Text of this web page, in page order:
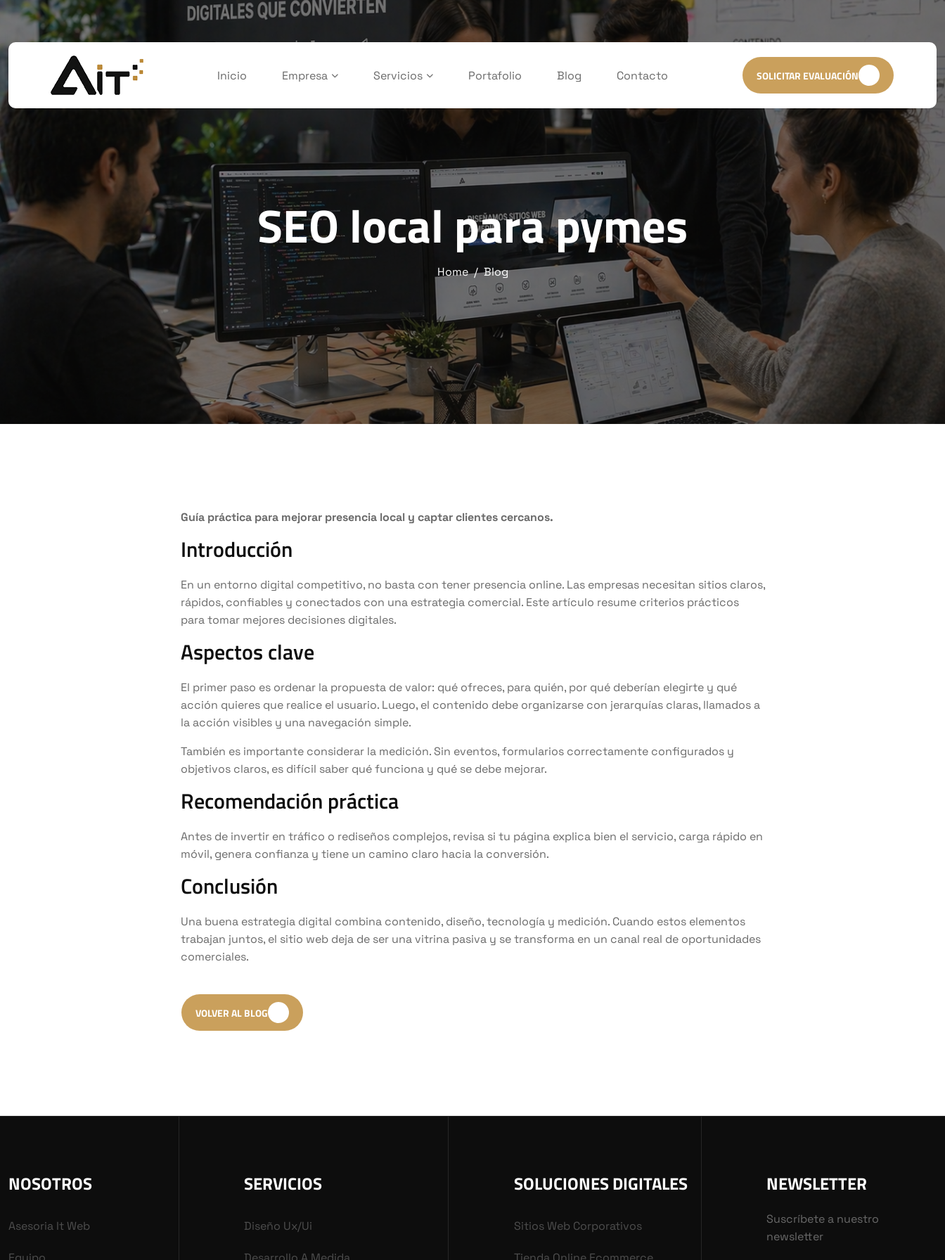
Inicio Empresa Servicios Portafolio Blog Contacto SOLICITAR EVALUACIÓN
SEO local para pymes
Home Blog
Guía práctica para mejorar presencia local y captar clientes cercanos.
Introducción
En un entorno digital competitivo, no basta con tener presencia online. Las empresas necesitan sitios claros,
rápidos, confiables y conectados con una estrategia comercial. Este artículo resume criterios prácticos
para tomar mejores decisiones digitales.
Aspectos clave
El primer paso es ordenar la propuesta de valor: qué ofreces, para quién, por qué deberían elegirte y qué
acción quieres que realice el usuario. Luego, el contenido debe organizarse con jerarquías claras, llamados a
la acción visibles y una navegación simple.
También es importante considerar la medición. Sin eventos, formularios correctamente configurados y
objetivos claros, es difícil saber qué funciona y qué se debe mejorar.
Recomendación práctica
Antes de invertir en tráfico o rediseños complejos, revisa si tu página explica bien el servicio, carga rápido en
móvil, genera confianza y tiene un camino claro hacia la conversión.
Conclusión
Una buena estrategia digital combina contenido, diseño, tecnología y medición. Cuando estos elementos
trabajan juntos, el sitio web deja de ser una vitrina pasiva y se transforma en un canal real de oportunidades
comerciales.
VOLVER AL BLOG
NOSOTROS
Asesoria It Web
SERVICIOS
Diseño Ux/ui
SOLUCIONES DIGITALES
Sitios Web Corporativos
NEWSLETTER
Suscríbete a nuestro
newsletter